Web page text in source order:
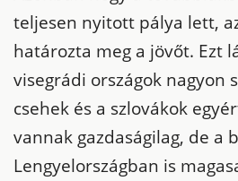
teljesen nyitott pálya lett,
határozta meg a jövőt. Ezt
visegrádi országok nagyon
csehek és a szlovákok
vannak gazdaságilag, de a
Lengyelországban is